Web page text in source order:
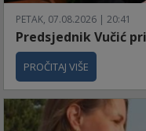
PETAK, 07.08.2026 | 20:41
Predsjednik Vučić
PROČITAJ VIŠE